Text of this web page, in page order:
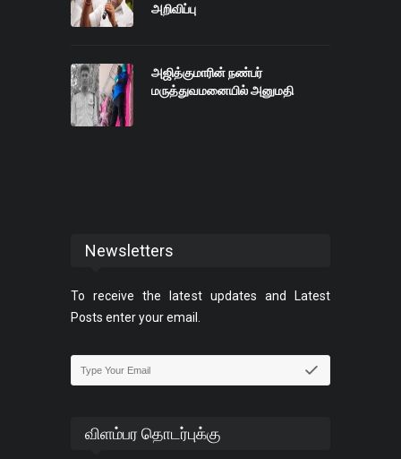
அறிவிப்பு
அஜித்குமாரின் நண்பர்
மருத்துவமனையில் அனுமதி
Newsletters
To receive the latest updates and Latest
Posts enter your email.
விளம்பர தொடர்புக்கு